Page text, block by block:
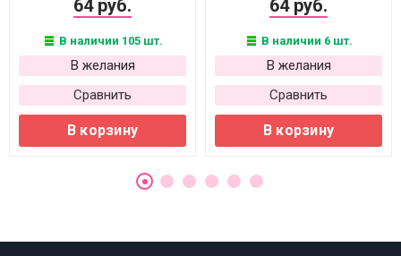
64 руб.
В наличии 105 шт.
В желания
Сравнить
В корзину
64 руб.
В наличии 6 шт.
В желания
Сравнить
В корзину